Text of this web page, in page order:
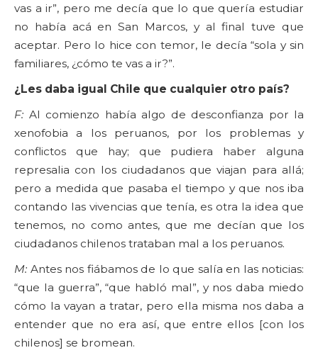
vas a ir”, pero me decía que lo que quería estudiar
no había acá en San Marcos, y al final tuve que
aceptar. Pero lo hice con temor, le decía “sola y sin
familiares, ¿cómo te vas a ir?”.
¿Les daba igual Chile que cualquier otro país?
F: Al comienzo había algo de desconfianza por la
xenofobia a los peruanos, por los problemas y
conflictos que hay; que pudiera haber alguna
represalia con los ciudadanos que viajan para allá;
pero a medida que pasaba el tiempo y que nos iba
contando las vivencias que tenía, es otra la idea que
tenemos, no como antes, que me decían que los
ciudadanos chilenos trataban mal a los peruanos.
M: Antes nos fiábamos de lo que salía en las noticias:
“que la guerra”, “que habló mal”, y nos daba miedo
cómo la vayan a tratar, pero ella misma nos daba a
entender que no era así, que entre ellos [con los
chilenos] se bromean.